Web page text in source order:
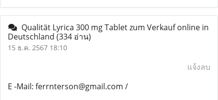
Qualität Lyrica 300 mg Tablet zum Verkauf online in
Deutschland (334 อ่าน)
15 ธ.ค. 2567 18:10
แจ้งลบ
E -Mail: ferrnterson@gmail.com /